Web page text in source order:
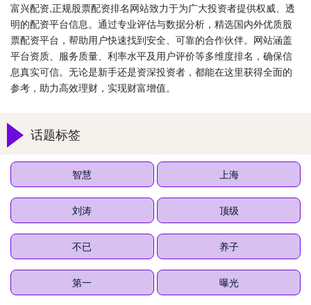
富兴配资,正规股票配资排名网站致力于为广大投资者提供权威、透
明的配资平台信息。通过专业评估与数据分析，精选国内外优质股
票配资平台，帮助用户快速找到安全、可靠的合作伙伴。网站涵盖
平台资质、服务质量、利率水平及用户评价等多维度排名，确保信
息真实可信。无论是新手还是资深投资者，都能在这里获得全面的
参考，助力高效理财，实现财富增值。
话题标签
智慧 上海
刘涛 顶级
不已 养子
第一 曝光